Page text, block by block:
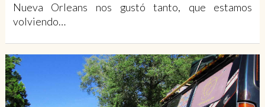
Nueva Orleans nos gustó tanto, que estamos
volviendo…